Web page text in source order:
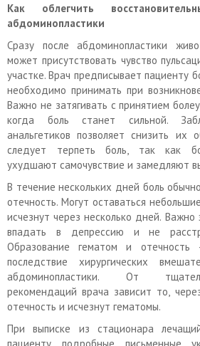
Как облегчить
абдоминопластики
Сразу после абдоминопластики
может присутствовать чувство
участке. Врач предписывает пациенту
необходимо принимать при
Важно не затягивать с принятием
когда боль станет сильной.
анальгетиков позволяет снизить их
следует терпеть боль, так как
ухудшают самочувствие и замедляют
В течение нескольких дней боль
отечность. Могут оставаться
исчезнут через несколько дней.
впадать в депрессию и не
Образование гематом и отечность
последствие хирургических
абдоминопластики. От
рекомендаций врача зависит то,
отечность и исчезнут гематомы.
При выписке из стационара